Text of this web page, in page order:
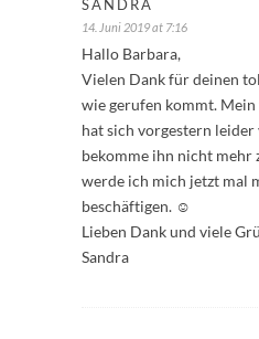
SANDRA
14. Juni 2019 at 7:16
Hallo Barbara,
Vielen Dank für deinen
wie gerufen kommt.
hat sich vorgestern
bekomme ihn nicht mehr
werde ich mich jetzt mal
beschäftigen. ☺️
Lieben Dank und viele
Sandra